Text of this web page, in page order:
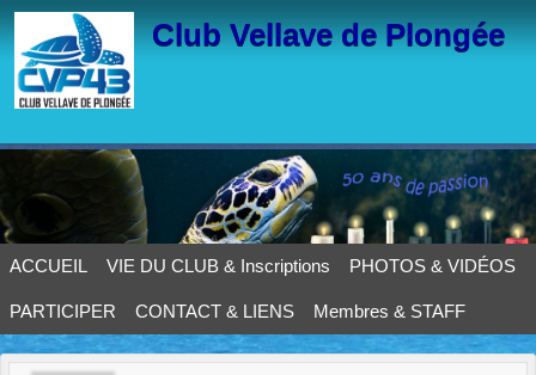
Club Vellave de Plongée
ACCUEIL VIE DU CLUB & Inscriptions PHOTOS & VIDÉOS
PARTICIPER CONTACT & LIENS Membres & STAFF
Panneau de gestion des cookies